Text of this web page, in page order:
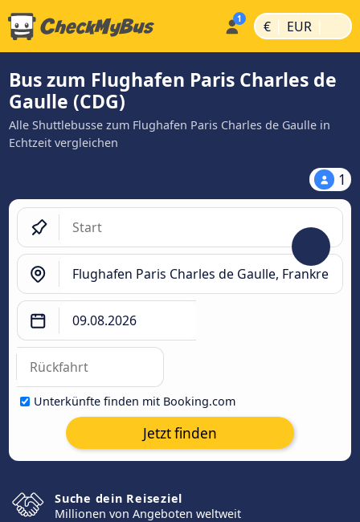
€ | EUR |
Bus zum Flughafen Paris Charles de
Gaulle (CDG)
Alle Shuttlebusse zum Flughafen Paris Charles de Gaulle in
Echtzeit vergleichen
1
Unterkünfte finden mit Booking.com
Jetzt finden
Suche dein Reiseziel
Millionen von Angeboten weltweit